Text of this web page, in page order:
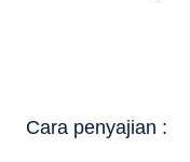
Cara penyajian :